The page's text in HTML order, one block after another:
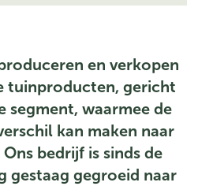
en verkopen
tuinproducten, gericht
segment, waarmee de
kan maken naar
bedrijf is sinds de
gestaag gegroeid naar